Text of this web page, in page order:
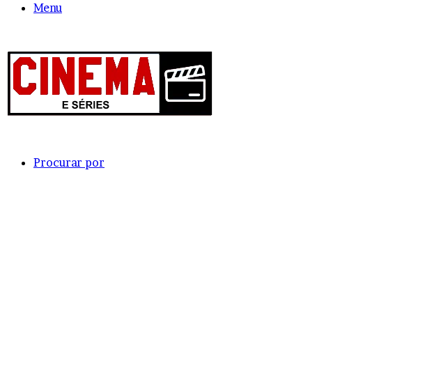
Menu
Procurar por